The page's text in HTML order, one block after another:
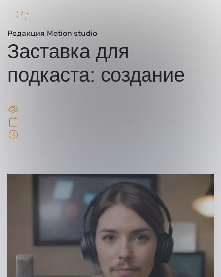
Редакция Motion studio
Заставка для
подкаста: создание
Ваше имя
Ваш номер телефона
Ваша идея/ вопрос
Нажимая кнопку “Оставить заявку” Вы даете
Нажимая кнопку “Оставить заявку” Вы даете
согласие на обработку
персональных данных
Получить консультацию